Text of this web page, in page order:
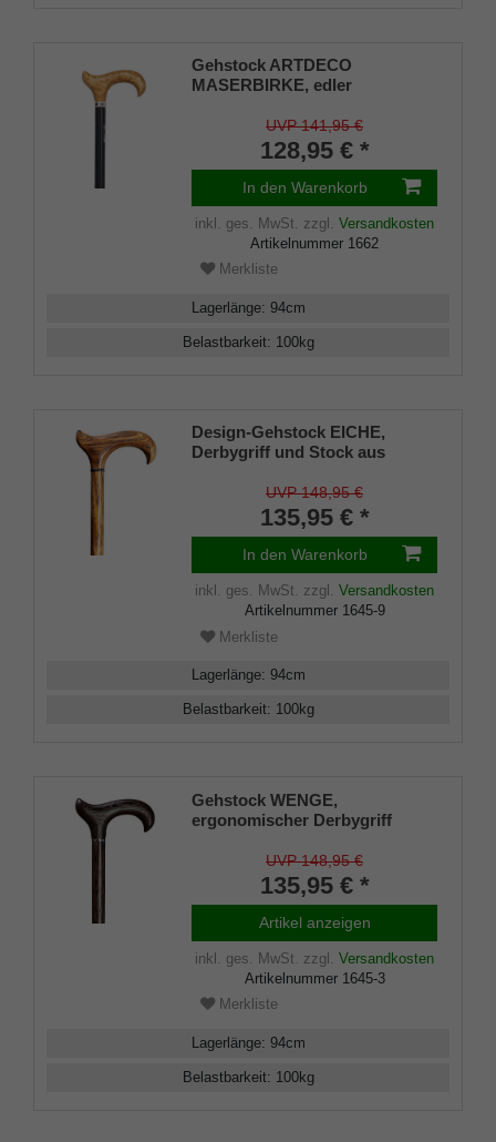
Gehstock ARTDECO
MASERBIRKE, edler
handpolierter, nordischer
Maserbirke, Stock aus
heimischen Buchenholz
seidenmatt schwarz lackiert,
Schmuckring mit Einlegearbeit,
94 cm, inkl. Gummipuffer
UVP 141,95 €
128,95 € *
In den Warenkorb
inkl. ges. MwSt. zzgl. Versandkosten
Artikelnummer 1662
Merkliste
Lagerlänge: 94cm
Belastbarkeit: 100kg
Design-Gehstock EICHE,
Derbygriff und Stock aus
Chrom-Ring, Gummipuffer, 94
UVP 148,95 €
135,95 € *
In den Warenkorb
inkl. ges. MwSt. zzgl. Versandkosten
Artikelnummer 1645-9
Merkliste
Lagerlänge: 94cm
Belastbarkeit: 100kg
Gehstock WENGE,
ergonomischer Derbygriff
Chrom-Ring, inkl.
Gummipuffer, 94 cm
UVP 148,95 €
135,95 € *
Artikel anzeigen
inkl. ges. MwSt. zzgl. Versandkosten
Artikelnummer 1645-3
Merkliste
Lagerlänge: 94cm
Belastbarkeit: 100kg